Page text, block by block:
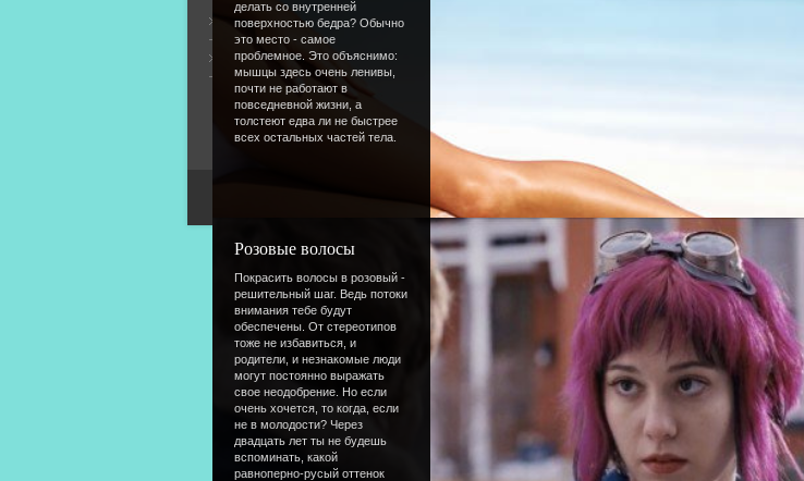
делать со внутренней
поверхностью бедра? Обычно
это место - самое
проблемное. Это объяснимо:
мышцы здесь очень ленивы,
почти не работают в
повседневной жизни, а
толстеют едва ли не быстрее
всех остальных частей тела.
Розовые волосы
Покрасить волосы в розовый -
решительный шаг. Ведь потоки
внимания тебе будут
обеспечены. От стереотипов
тоже не избавиться, и
родители, и незнакомые люди
могут постоянно выражать
свое неодобрение. Но если
очень хочется, то когда, если
не в молодости? Через
двадцать лет ты не будешь
вспоминать, какой
равноперно-русый оттенок
Общая информация
Форум
Copyright Devichnik.su © 2007-2026